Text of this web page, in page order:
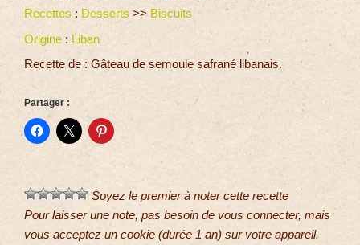
Recettes : Desserts >> Biscuits
Origine : Liban
Recette de : Gâteau de semoule safrané libanais.
Partager :
Soyez le premier à noter cette recette
Pour laisser une note, pas besoin de vous connecter, mais
vous acceptez un cookie (durée 1 an) sur votre appareil.